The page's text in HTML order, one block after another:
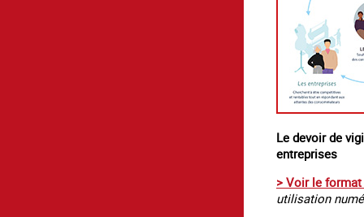
Le devoir de
entreprises
> Voir le format
utilisation